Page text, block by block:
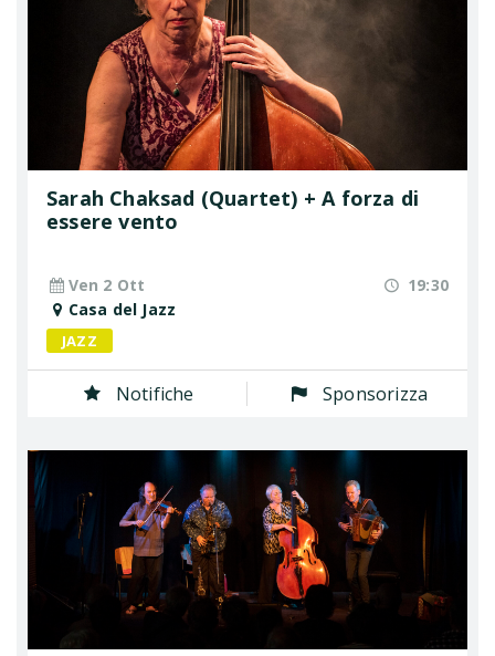
Sarah Chaksad (Quartet) + A forza di
essere vento
Ven 2 Ott
19:30
Casa del Jazz
JAZZ
Notifiche Sponsorizza